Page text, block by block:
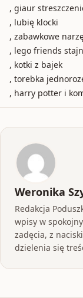
, giaur
, lubię klocki
, zabawkowe
, lego friends
, kotki z bajek
, torebka
, harry potter i
Weronika
Redakcja
wpisy w
zadęcia, z
dzielenia się